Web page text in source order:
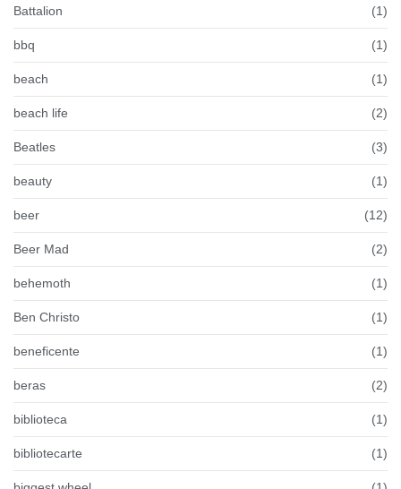
Battalion (1)
bbq (1)
beach (1)
beach life (2)
Beatles (3)
beauty (1)
beer (12)
Beer Mad (2)
behemoth (1)
Ben Christo (1)
beneficente (1)
beras (2)
biblioteca (1)
bibliotecarte (1)